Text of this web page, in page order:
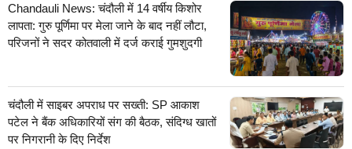
Chandauli News: चंदौली में 14 वर्षीय किशोर
लापता: गुरु पूर्णिमा पर मेला जाने के बाद नहीं लौटा,
परिजनों ने सदर कोतवाली में दर्ज कराई गुमशुदगी
चंदौली में साइबर अपराध पर सख्ती: SP आकाश
पटेल ने बैंक अधिकारियों संग की बैठक, संदिग्ध खातों
पर निगरानी के दिए निर्देश